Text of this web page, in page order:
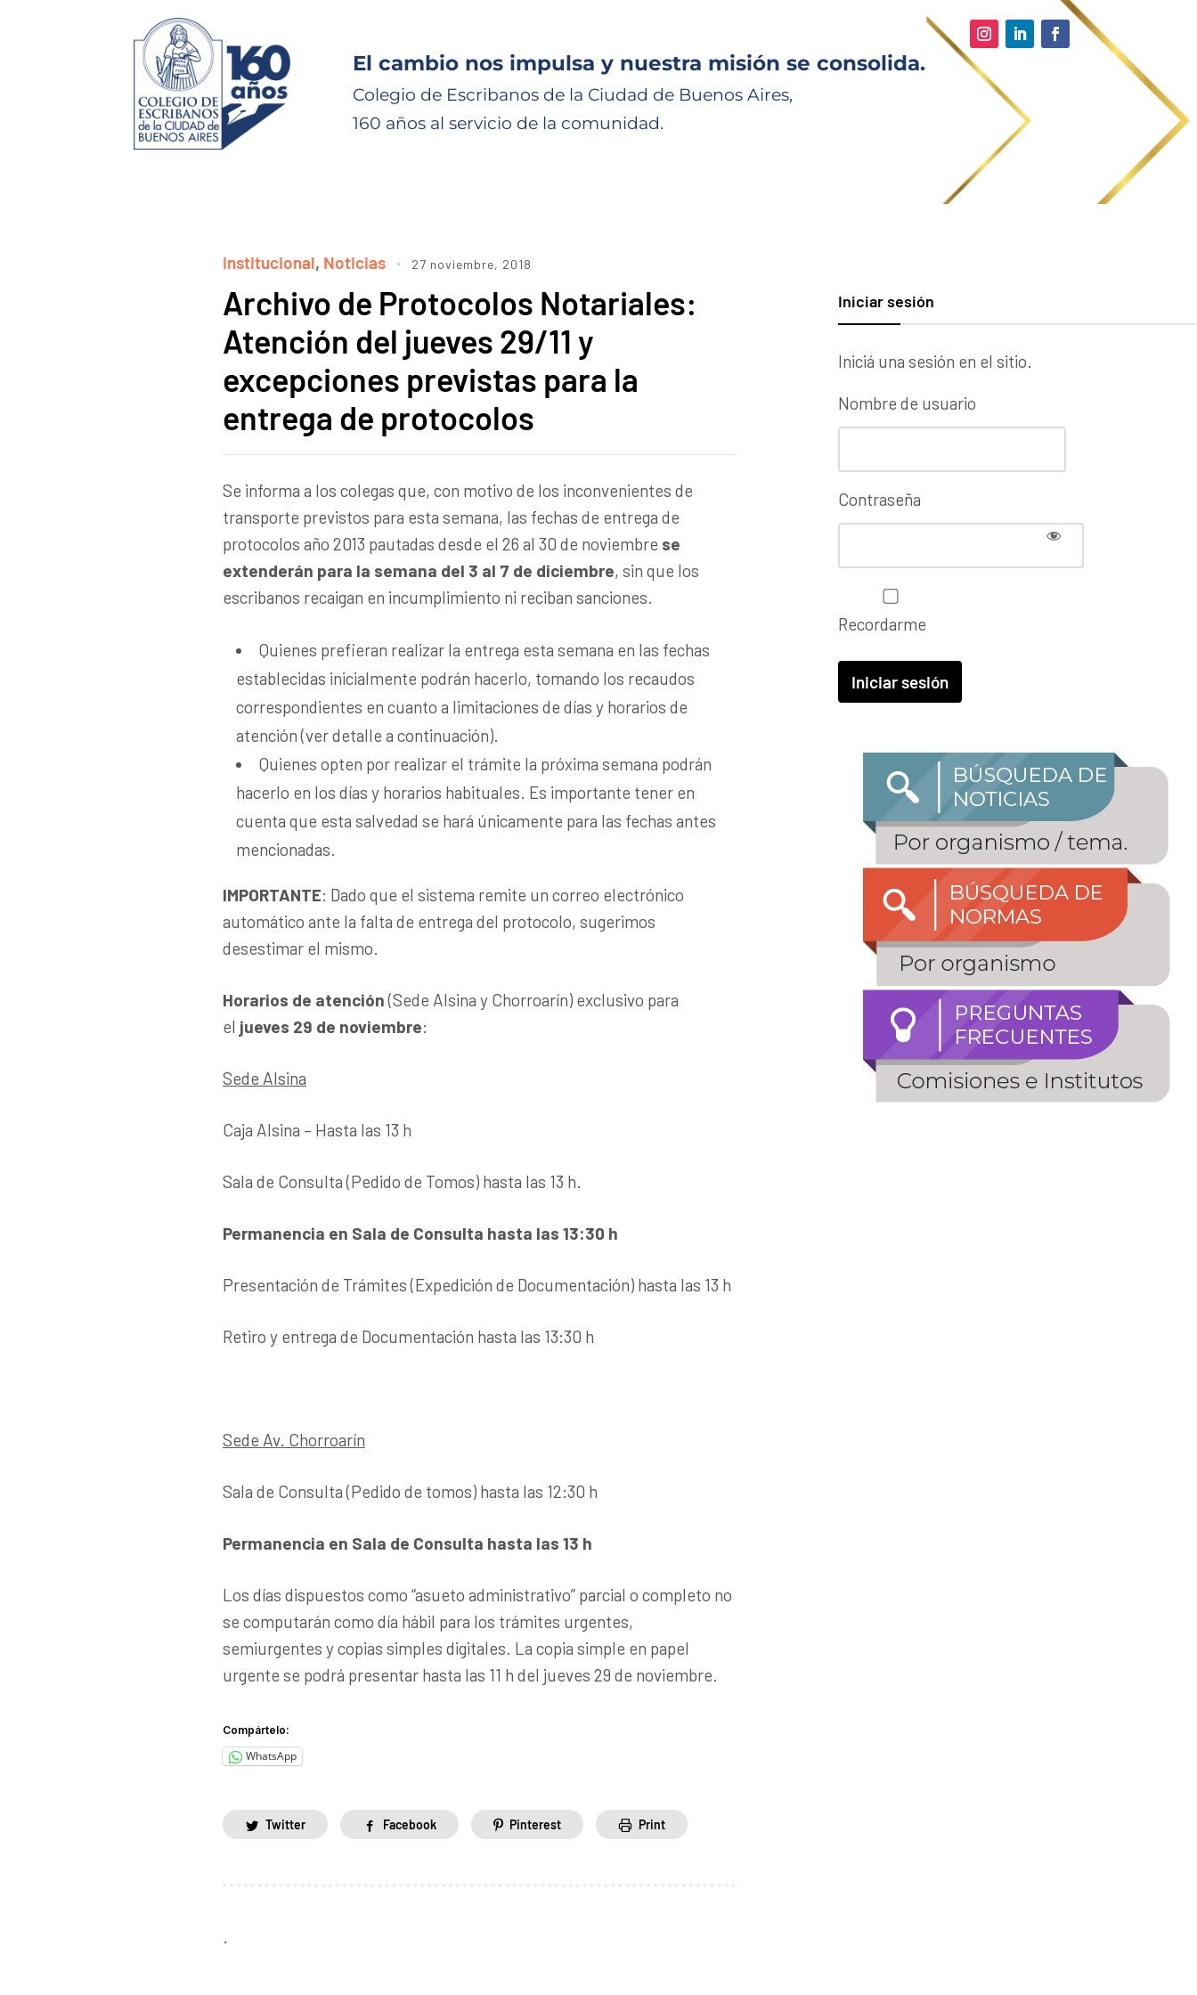
El cambio nos impulsa y nuestra misión se consolida.
Colegio de Escribanos de la Ciudad de Buenos Aires,
160 años al servicio de la comunidad.
Institucional, Noticias 27 noviembre, 2018
Archivo de Protocolos Notariales:
Atención del jueves 29/11 y
excepciones previstas para la
entrega de protocolos
Se informa a los colegas que, con motivo de los inconvenientes de
transporte previstos para esta semana, las fechas de entrega de
protocolos año 2013 pautadas desde el 26 al 30 de noviembre se
extenderán para la semana del 3 al 7 de diciembre, sin que los
escribanos recaigan en incumplimiento ni reciban sanciones.
Quienes prefieran realizar la entrega esta semana en las fechas
establecidas inicialmente podrán hacerlo, tomando los recaudos
correspondientes en cuanto a limitaciones de días y horarios de
atención (ver detalle a continuación).
Quienes opten por realizar el trámite la próxima semana podrán
hacerlo en los días y horarios habituales. Es importante tener en
cuenta que esta salvedad se hará únicamente para las fechas antes
mencionadas.
IMPORTANTE: Dado que el sistema remite un correo electrónico
automático ante la falta de entrega del protocolo, sugerimos
desestimar el mismo.
Horarios de atención(Sede Alsina y Chorroarín) exclusivo para
el jueves 29 de noviembre:
Sede Alsina
Caja Alsina – Hasta las 13 h
Sala de Consulta (Pedido de Tomos) hasta las 13 h.
Permanencia en Sala de Consulta hasta las 13:30 h
Presentación de Trámites (Expedición de Documentación) hasta las 13 h
Retiro y entrega de Documentación hasta las 13:30 h
Sede Av. Chorroarín
Sala de Consulta (Pedido de tomos) hasta las 12:30 h
Permanencia en Sala de Consulta hasta las 13 h
Los días dispuestos como “asueto administrativo” parcial o completo no
se computarán como día hábil para los trámites urgentes,
semiurgentes y copias simples digitales. La copia simple en papel
urgente se podrá presentar hasta las 11 h del jueves 29 de noviembre.
Compártelo:
WhatsApp
Twitter Facebook Pinterest Print
.
Iniciar sesión
Iniciá una sesión en el sitio.
Nombre de usuario
Contraseña
Recordarme